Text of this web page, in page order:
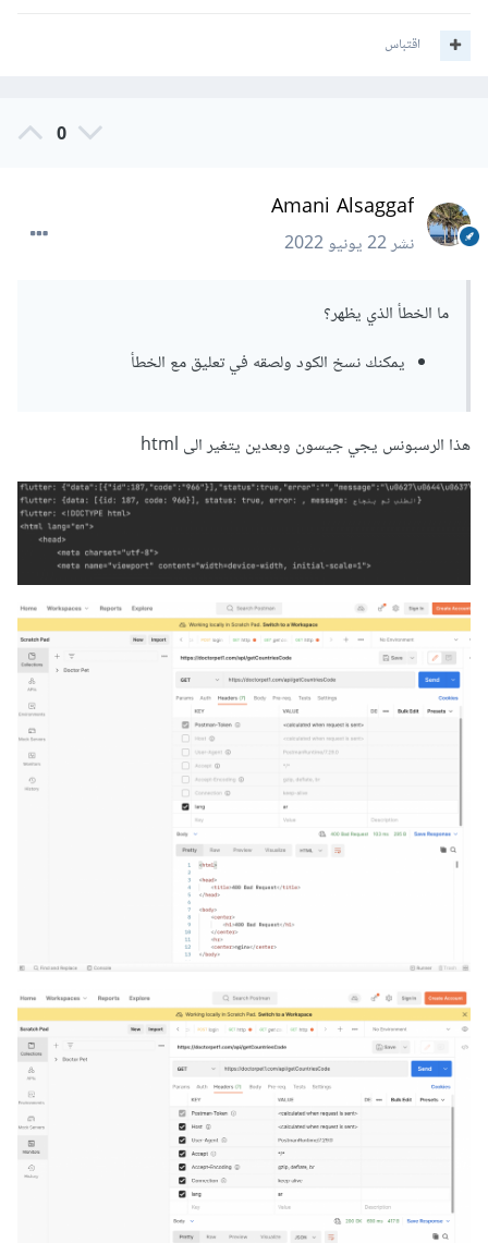
اقتباس
0
Amani Alsaggaf
نشر22 يونيو 2022
ما الخطأ الذي يظهر؟
يمكنك نسخ الكود ولصقه في تعليق مع الخطأ
هذا الرسبونس يجي جيسون وبعدين يتغير الى html